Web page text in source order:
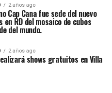
2 años ago
Cap Cana fue sede del nuevo
en RD del mosaico de cubos
del mundo.
2 años ago
shows gratuitos en Villa